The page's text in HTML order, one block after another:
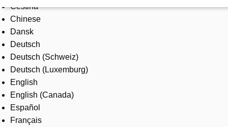
Products & Solutions
Industries
Services
About us
Where to buy
Contact us
Careers
Čeština
Chinese
Dansk
Deutsch
Deutsch (Schweiz)
Deutsch (Luxemburg)
English
English (Canada)
Español
Français